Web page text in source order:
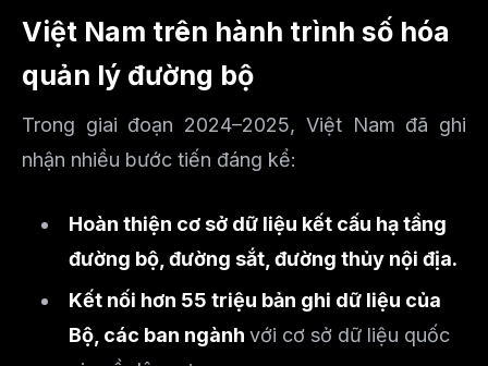
Việt Nam trên hành trình số hóa
quản lý đường bộ
Trong giai đoạn 2024–2025, Việt Nam đã ghi
nhận nhiều bước tiến đáng kể:
Hoàn thiện cơ sở dữ liệu kết cấu hạ tầng
đường bộ, đường sắt, đường thủy nội địa.
Kết nối hơn 55 triệu bản ghi dữ liệu của
Bộ, các ban ngành với cơ sở dữ liệu quốc